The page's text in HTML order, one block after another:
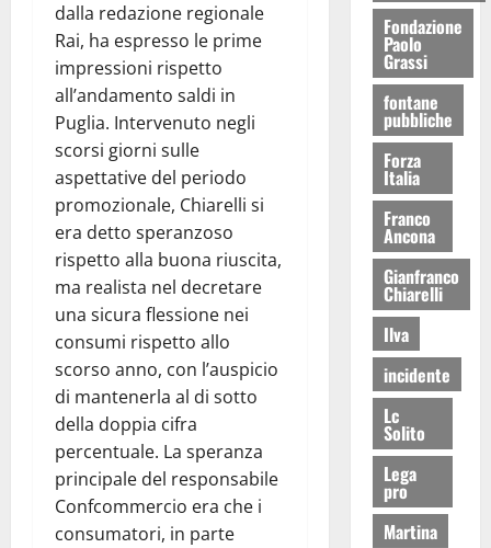
dalla redazione regionale
Rai, ha espresso le prime
impressioni rispetto
all’andamento saldi in
Puglia. Intervenuto negli
scorsi giorni sulle
aspettative del periodo
promozionale, Chiarelli si
era detto speranzoso
rispetto alla buona riuscita,
ma realista nel decretare
una sicura flessione nei
consumi rispetto allo
scorso anno, con l’auspicio
di mantenerla al di sotto
della doppia cifra
percentuale. La speranza
principale del responsabile
Confcommercio era che i
consumatori, in parte
Fondazione
Paolo
Grassi
fontane
pubbliche
Forza
Italia
Franco
Ancona
Gianfranco
Chiarelli
Ilva
incidente
Lc
Solito
Lega
pro
Martina